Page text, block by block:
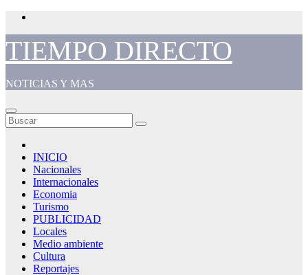
Saltar
contenido
TIEMPO DIRECTO
NOTICIAS Y MAS
INICIO
Nacionales
Internacionales
Economia
Turismo
PUBLICIDAD
Locales
Medio ambiente
Cultura
Reportajes